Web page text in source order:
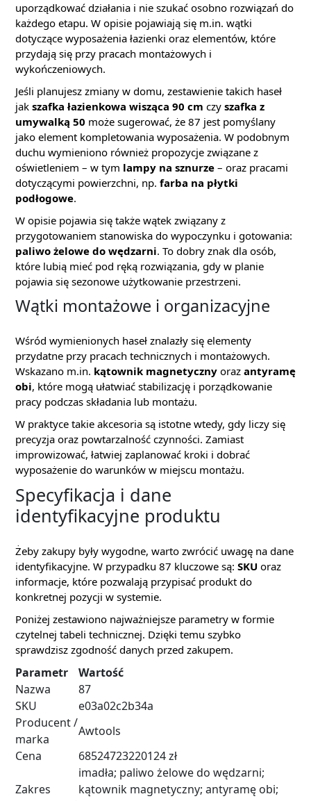
uporządkować działania i nie szukać osobno rozwiązań do
każdego etapu. W opisie pojawiają się m.in. wątki
dotyczące wyposażenia łazienki oraz elementów, które
przydają się przy pracach montażowych i
wykończeniowych.
Jeśli planujesz zmiany w domu, zestawienie takich haseł
jak szafka łazienkowa wisząca 90 cm czy szafka z
umywalką 50 może sugerować, że 87 jest pomyślany
jako element kompletowania wyposażenia. W podobnym
duchu wymieniono również propozycje związane z
oświetleniem – w tym lampy na sznurze – oraz pracami
dotyczącymi powierzchni, np. farba na płytki
podłogowe.
W opisie pojawia się także wątek związany z
przygotowaniem stanowiska do wypoczynku i gotowania:
paliwo żelowe do wędzarni. To dobry znak dla osób,
które lubią mieć pod ręką rozwiązania, gdy w planie
pojawia się sezonowe użytkowanie przestrzeni.
Wątki montażowe i organizacyjne
Wśród wymienionych haseł znalazły się elementy
przydatne przy pracach technicznych i montażowych.
Wskazano m.in. kątownik magnetyczny oraz antyramę
obi, które mogą ułatwiać stabilizację i porządkowanie
pracy podczas składania lub montażu.
W praktyce takie akcesoria są istotne wtedy, gdy liczy się
precyzja oraz powtarzalność czynności. Zamiast
improwizować, łatwiej zaplanować kroki i dobrać
wyposażenie do warunków w miejscu montażu.
Specyfikacja i dane
identyfikacyjne produktu
Żeby zakupy były wygodne, warto zwrócić uwagę na dane
identyfikacyjne. W przypadku 87 kluczowe są: SKU oraz
informacje, które pozwalają przypisać produkt do
konkretnej pozycji w systemie.
Poniżej zestawiono najważniejsze parametry w formie
czytelnej tabeli technicznej. Dzięki temu szybko
sprawdzisz zgodność danych przed zakupem.
Parametr
Wartość
Nazwa
87
SKU
e03a02c2b34a
Producent /
marka
Awtools
Cena
68524723220124 zł
Zakres
imadła; paliwo żelowe do wędzarni;
kątownik magnetyczny; antyramę obi;